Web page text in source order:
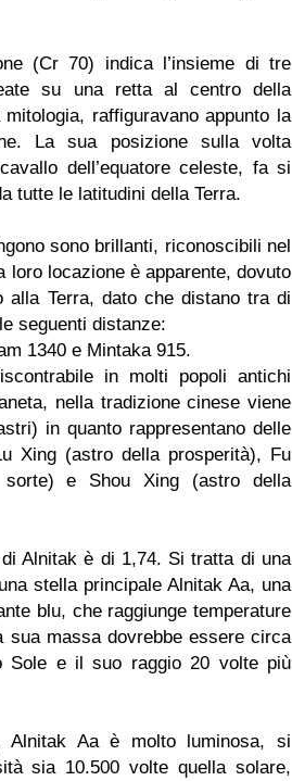
(Cr 70) indica l’insieme di tre
su una retta al centro della
raffiguravano appunto la
La sua posizione sulla volta
dell’equatore celeste, fa si
tutte le latitudini della Terra.
sono brillanti, riconoscibili nel
loro locazione è apparente, dovuto
alla Terra, dato che distano tra di
seguenti distanze:
1340 e Mintaka 915.
in molti popoli antichi
nella tradizione cinese viene
in quanto rappresentano delle
Xing (astro della prosperità), Fu
e Shou Xing (astro della
Alnitak è di 1,74. Si tratta di una
stella principale Alnitak Aa, una
blu, che raggiunge temperature
sua massa dovrebbe essere circa
Sole e il suo raggio 20 volte più
Alnitak Aa è molto luminosa, si
sia 10.500 volte quella solare,